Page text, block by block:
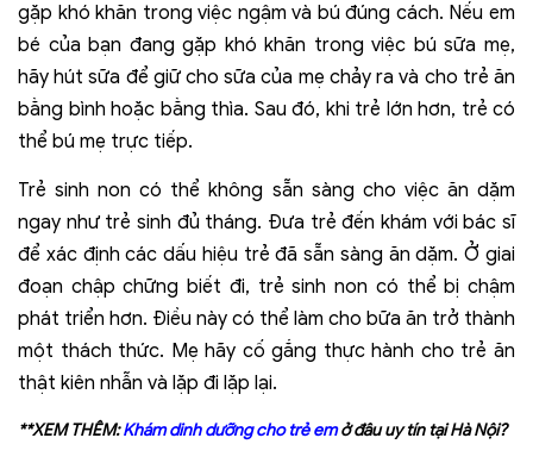
gặp khó khăn trong việc ngậm và bú đúng cách. Nếu em
bé của bạn đang gặp khó khăn trong việc bú sữa mẹ,
hãy hút sữa để giữ cho sữa của mẹ chảy ra và cho trẻ ăn
bằng bình hoặc bằng thìa. Sau đó, khi trẻ lớn hơn, trẻ có
thể bú mẹ trực tiếp.
Trẻ sinh non có thể không sẵn sàng cho việc ăn dặm
ngay như trẻ sinh đủ tháng. Đưa trẻ đến khám với bác sĩ
để xác định các dấu hiệu trẻ đã sẵn sàng ăn dặm. Ở giai
đoạn chập chững biết đi, trẻ sinh non có thể bị chậm
phát triển hơn. Điều này có thể làm cho bữa ăn trở thành
một thách thức. Mẹ hãy cố gắng thực hành cho trẻ ăn
thật kiên nhẫn và lặp đi lặp lại.
**XEM THÊM:Khám dinh dưỡng cho trẻ em ở đâu uy tín tại Hà Nội?